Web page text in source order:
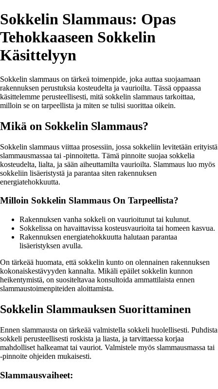
Sokkelin Slammaus: Opas
Tehokkaaseen Sokkelin
Käsittelyyn
Sokkelin slammaus on tärkeä toimenpide, joka auttaa suojaamaan
rakennuksen perustuksia kosteudelta ja vaurioilta. Tässä oppaassa
käsittelemme perusteellisesti, mitä sokkelin slammaus tarkoittaa,
milloin se on tarpeellista ja miten se tulisi suorittaa oikein.
Mikä on Sokkelin Slammaus?
Sokkelin slammaus viittaa prosessiin, jossa sokkeliin levitetään erityistä
slammausmassaa tai -pinnoitetta. Tämä pinnoite suojaa sokkelia
kosteudelta, lialta, ja sään aiheuttamilta vaurioilta. Slammaus luo myös
sokkeliin lisäeristystä ja parantaa siten rakennuksen
energiatehokkuutta.
Milloin Sokkelin Slammaus On Tarpeellista?
Rakennuksen vanha sokkeli on vaurioitunut tai kulunut.
Sokkelissa on havaittavissa kosteusvaurioita tai homeen kasvua.
Rakennuksen energiatehokkuutta halutaan parantaa
lisäeristyksen avulla.
On tärkeää huomata, että sokkelin kunto on olennainen rakennuksen
kokonaiskestävyyden kannalta. Mikäli epäilet sokkelin kunnon
heikentymistä, on suositeltavaa konsultoida ammattilaista ennen
slammaustoimenpiteiden aloittamista.
Sokkelin Slammauksen Suorittaminen
Ennen slammausta on tärkeää valmistella sokkeli huolellisesti. Puhdista
sokkeli perusteellisesti roskista ja liasta, ja tarvittaessa korjaa
mahdolliset halkeamat tai vauriot. Valmistele myös slammausmassa tai
-pinnoite ohjeiden mukaisesti.
Slammausvaiheet: